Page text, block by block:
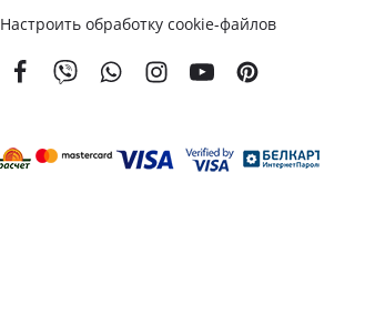
Настроить обработку cookie-файлов